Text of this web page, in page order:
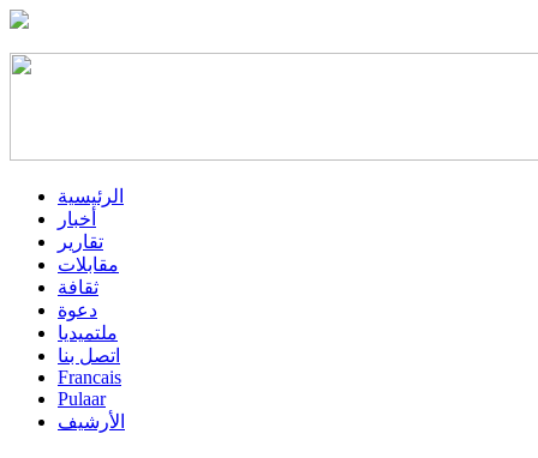
الرئيسية
أخبار
تقارير
مقابلات
ثقافة
دعوة
ملتميديا
اتصل بنا
Francais
Pulaar
الأرشيف